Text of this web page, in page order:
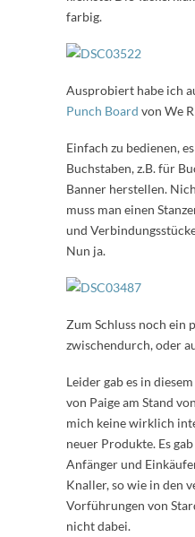
farbig.
Ausprobiert habe ich
Punch Board von We
Einfach zu bedienen,
Buchstaben, z.B. für
Banner herstellen.
muss man einen
und
Nun ja.
Zum Schluss noch ein
zwischendurch, oder
Leider gab es in
von Paige am Stand
mich keine wirklich
neuer Produkte. Es
Anfänger und
Knaller, so wie in den
Vorführungen von
nicht dabei.